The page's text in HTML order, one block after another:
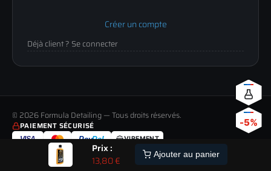
Prix :
13,80€ Ajouter au panier
TOUS LES MODES DE LIVRAISON
MOYENS DE PAIEMENT ACCEPTÉS
JUSQU'À 60 JOURS POUR CHANGER D'AVIS
CALCULETTE DE DILUTION
-5%
KIT COMPLET
LE PACK RECOMMANDE
Créer un compte
Déjà client ? Se connecter
PAIEMENT SÉCURISÉ
VISA PayPal VIREMENT
© 2026 Formula Detailing — Tous droits réservés.